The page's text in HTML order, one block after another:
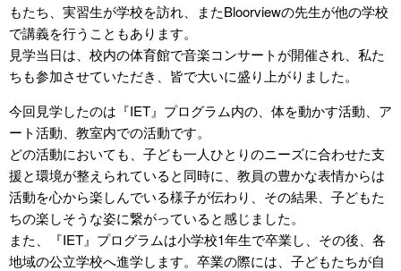
もたち、実習生が学校を訪れ、またBloorviewの先生が他の学校
で講義を行うこともあります。
見学当日は、校内の体育館で音楽コンサートが開催され、私た
ちも参加させていただき、皆で大いに盛り上がりました。
今回見学したのは『IET』プログラム内の、体を動かす活動、ア
ート活動、教室内での活動です。
どの活動においても、子ども一人ひとりのニーズに合わせた支
援と環境が整えられていると同時に、教員の豊かな表情からは
活動を心から楽しんでいる様子が伝わり、その結果、子どもた
ちの楽しそうな姿に繋がっていると感じました。
また、『IET』プログラムは小学校1年生で卒業し、その後、各
地域の公立学校へ進学します。卒業の際には、子どもたちが自